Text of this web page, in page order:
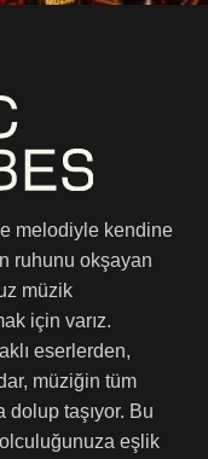
melodiyle kendine
ruhunu okşayan
müzik
için varız.
eserlerden,
müziğin tüm
taşıyor. Bu
eşlik